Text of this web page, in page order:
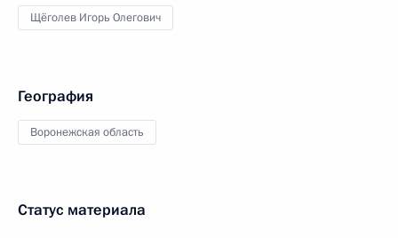
Щёголев Игорь Олегович
География
Воронежская область
Статус материала